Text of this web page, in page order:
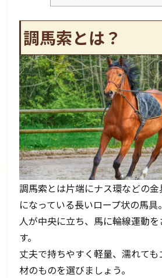
調馬索とは？
調馬索とは片端にナス環などの
になっている長いロープ状の馬具。
人が中央に立ち、馬に輪線運動
す。
丈夫で持ちやすく軽量、濡れて
材のものを選びましょう。